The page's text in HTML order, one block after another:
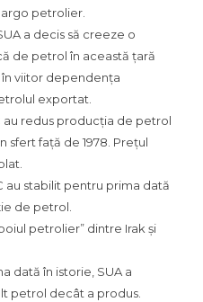
producției
de
petrol.
Partea
3
petrolier.
a decis să creeze o
de petrol în această țară
viitor dependența
exportat.
au redus producția de petrol
sfert față de 1978. Prețul
au stabilit pentru prima dată
de petrol.
petrolier” dintre Irak și
dată în istorie, SUA a
petrol decât a produs.